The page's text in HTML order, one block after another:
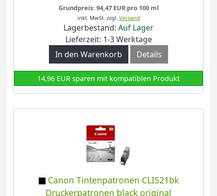
Grundpreis: 94,47 EUR pro 100 ml
inkl. MwSt. zzgl. Versand
Lagerbestand: Auf Lager
Lieferzeit: 1-3 Werktage
In den Warenkorb
Details
14,96 EUR sparen mit kompatiblen Produkt
Canon Tintenpatronen CLI521bk
Druckerpatronen black original